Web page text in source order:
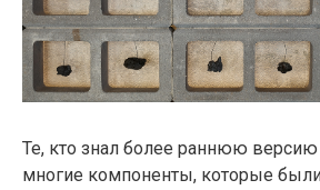
Те, кто знал более раннюю версию
многие компоненты, которые